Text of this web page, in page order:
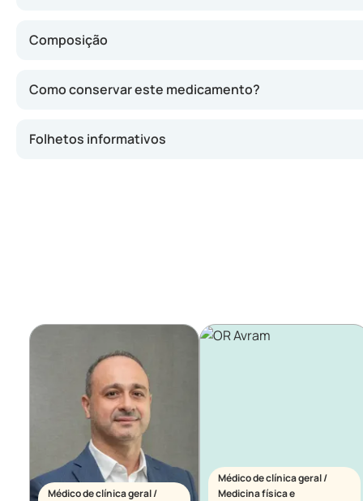
Composição
Como conservar este medicamento?
Folhetos informativos
Médico de clínica geral /
Médico de clínica geral /
Medicina física e